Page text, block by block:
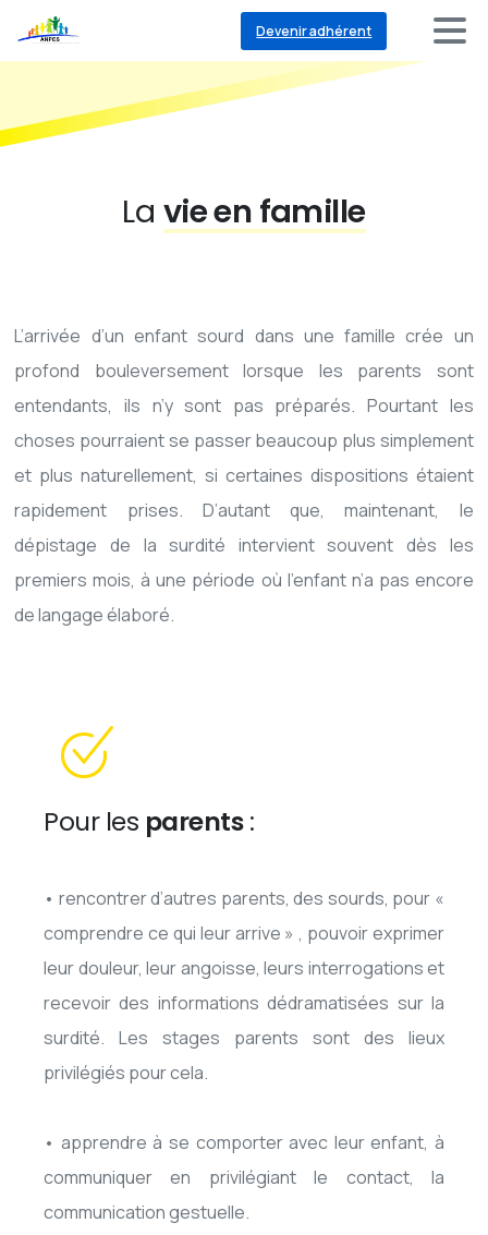
Devenir adhérent
La vie en famille
L’arrivée d’un enfant sourd dans une famille crée un
profond bouleversement lorsque les parents sont
entendants, ils n’y sont pas préparés. Pourtant les
choses pourraient se passer beaucoup plus simplement
et plus naturellement, si certaines dispositions étaient
rapidement prises. D’autant que, maintenant, le
dépistage de la surdité intervient souvent dès les
premiers mois, à une période où l’enfant n’a pas encore
de langage élaboré.
Pour les parents:
• rencontrer d’autres parents, des sourds, pour «
comprendre ce qui leur arrive » , pouvoir exprimer
leur douleur, leur angoisse, leurs interrogations et
recevoir des informations dédramatisées sur la
surdité. Les stages parents sont des lieux
privilégiés pour cela.
• apprendre à se comporter avec leur enfant, à
communiquer en privilégiant le contact, la
communication gestuelle.